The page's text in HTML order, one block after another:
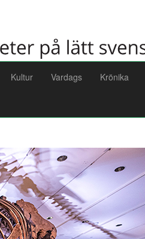
Kultur Vardags Krönika